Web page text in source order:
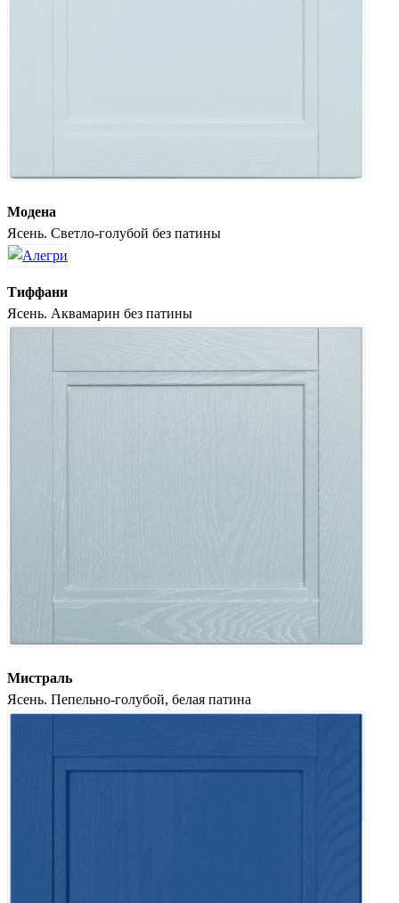
Модена
Ясень. Светло-голубой без патины
Тиффани
Ясень. Аквамарин без патины
Мистраль
Ясень. Пепельно-голубой, белая патина